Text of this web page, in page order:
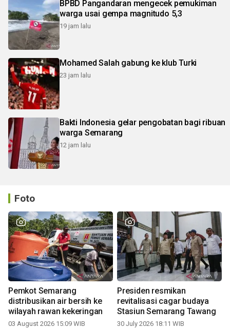
BPBD Pangandaran mengecek pemukiman
warga usai gempa magnitudo 5,3
19 jam lalu
Mohamed Salah gabung ke klub Turki
23 jam lalu
Bakti Indonesia gelar pengobatan bagi ribuan
warga Semarang
12 jam lalu
Foto
Pemkot Semarang
distribusikan air bersih ke
wilayah rawan kekeringan
03 August 2026 15:09 WIB
Presiden resmikan
revitalisasi cagar budaya
Stasiun Semarang Tawang
30 July 2026 18:11 WIB